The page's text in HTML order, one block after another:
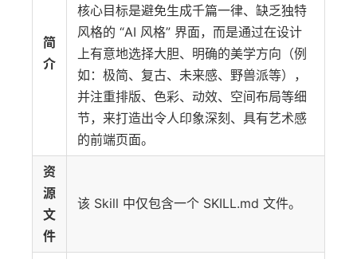
简
介
核心目标是避免生成千篇一律、缺乏独特
风格的 “AI 风格” 界面，而是通过在设计
上有意地选择大胆、明确的美学方向（例
如：极简、复古、未来感、野兽派等），
并注重排版、色彩、动效、空间布局等细
节，来打造出令人印象深刻、具有艺术感
的前端页面。
资
源
文
件
该 Skill 中仅包含一个 SKILL.md 文件。